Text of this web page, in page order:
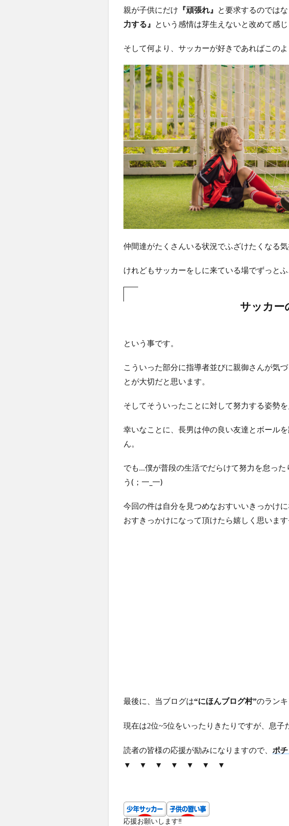
親が子供にだけ 『頑張れ』 と要求するのではな
力する』
という感情は芽生えないと改めて感じ
そして何より、サッカーが好きであればこの
仲間達がたくさんいる状況でふざけたくなる気
けれどもサッカーをしに来ている場でずっと
サッカー
という事です。
こういった部分に指導者並びに親御さんが気
とが大切だと思います。
そしてそういったことに対して努力する姿勢
幸いなことに、長男は仲の良い友達とボール
ん。
でも…僕が普段の生活でだらけて努力を怠っ
う(；一_一)
今回の件は自分を見つめなおすいいきっかけ
おすきっかけになって頂けたら嬉しく思います
最後に、当ブログは“にほんブログ村”のラン
現在は2位~5位をいったりきたりですが、息
読者の皆様の応援が励みになりますので、 ポ
▼ ▼ ▼ ▼ ▼ ▼ ▼
応援お願いします‼